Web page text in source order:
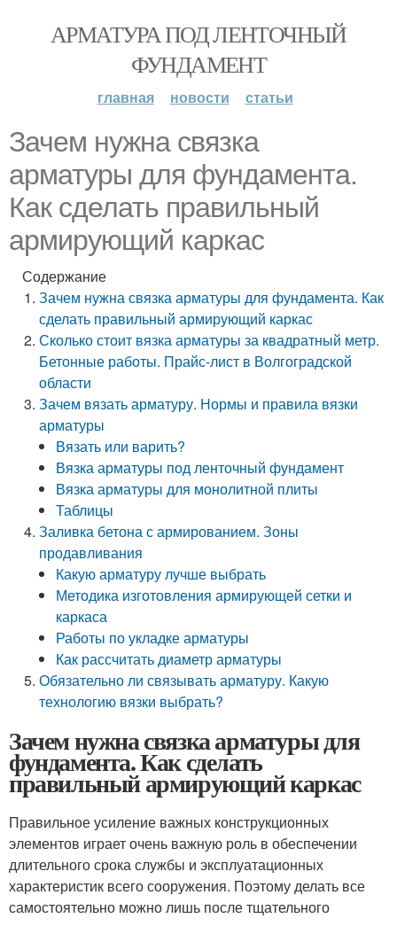
АРМАТУРА ПОД ЛЕНТОЧНЫЙ
ФУНДАМЕНТ
главная новости статьи
Зачем нужна связка
арматуры для фундамента.
Как сделать правильный
армирующий каркас
Содержание
Зачем нужна связка арматуры для фундамента. Как
сделать правильный армирующий каркас
Сколько стоит вязка арматуры за квадратный метр.
Бетонные работы. Прайс-лист в Волгоградской
области
Зачем вязать арматуру. Нормы и правила вязки
арматуры
Вязать или варить?
Вязка арматуры под ленточный фундамент
Вязка арматуры для монолитной плиты
Таблицы
Заливка бетона с армированием. Зоны
продавливания
Какую арматуру лучше выбрать
Методика изготовления армирующей сетки и
каркаса
Работы по укладке арматуры
Как рассчитать диаметр арматуры
Обязательно ли связывать арматуру. Какую
технологию вязки выбрать?
Зачем нужна связка арматуры для
фундамента. Как сделать
правильный армирующий каркас
Правильное усиление важных конструкционных
элементов играет очень важную роль в обеспечении
длительного срока службы и эксплуатационных
характеристик всего сооружения. Поэтому делать все
самостоятельно можно лишь после тщательного